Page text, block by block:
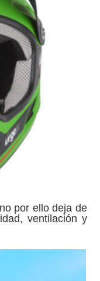
por ello deja de
ventilación y